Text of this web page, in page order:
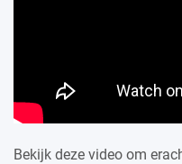
Bekijk deze video om